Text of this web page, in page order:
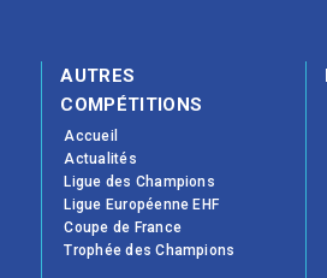
AUTRES
COMPÉTITIONS
Accueil
Actualités
Ligue des Champions
Ligue Européenne EHF
Coupe de France
Trophée des Champions